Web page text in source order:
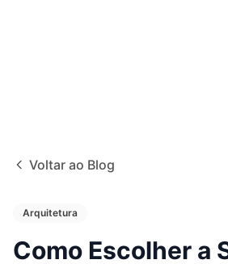
Voltar ao Blog
Arquitetura
Como Escolher a